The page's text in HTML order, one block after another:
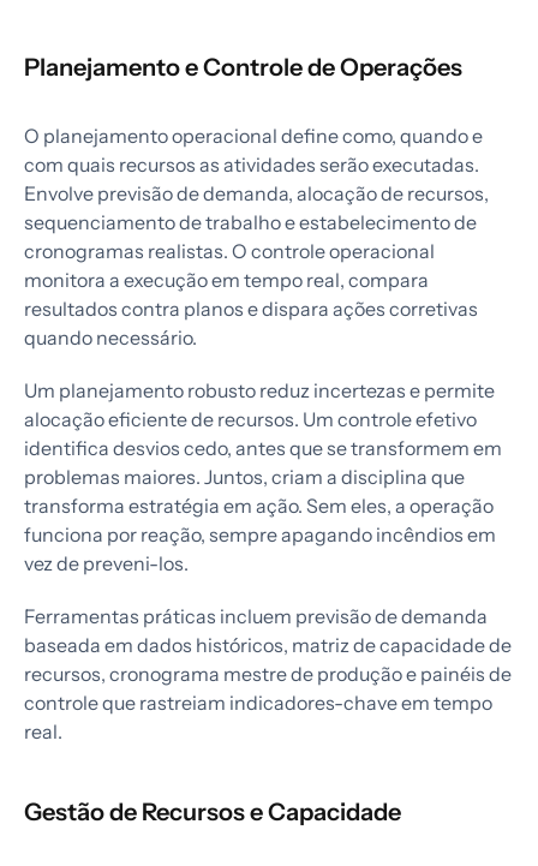
Planejamento e Controle de Operações
O planejamento operacional define como, quando e
com quais recursos as atividades serão executadas.
Envolve previsão de demanda, alocação de recursos,
sequenciamento de trabalho e estabelecimento de
cronogramas realistas. O controle operacional
monitora a execução em tempo real, compara
resultados contra planos e dispara ações corretivas
quando necessário.
Um planejamento robusto reduz incertezas e permite
alocação eficiente de recursos. Um controle efetivo
identifica desvios cedo, antes que se transformem em
problemas maiores. Juntos, criam a disciplina que
transforma estratégia em ação. Sem eles, a operação
funciona por reação, sempre apagando incêndios em
vez de preveni-los.
Ferramentas práticas incluem previsão de demanda
baseada em dados históricos, matriz de capacidade de
recursos, cronograma mestre de produção e painéis de
controle que rastreiam indicadores-chave em tempo
real.
Gestão de Recursos e Capacidade